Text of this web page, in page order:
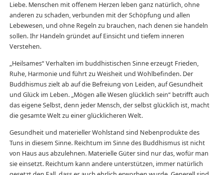
Liebe. Menschen mit offenem Herzen leben ganz natürlich, ohne
anderen zu schaden, verbunden mit der Schöpfung und allen
Lebewesen, und ohne Regeln zu brauchen, nach denen sie handeln
sollen. Ihr Handeln gründet auf Einsicht und tiefem inneren
Verstehen.
„Heilsames“ Verhalten im buddhistischen Sinne erzeugt Frieden,
Ruhe, Harmonie und führt zu Weisheit und Wohlbefinden. Der
Buddhismus zielt ab auf die Befreiung von Leiden, auf Gesundheit
und Glück im Leben. „Mögen alle Wesen glücklich sein“ betrifft auch
das eigene Selbst, denn jeder Mensch, der selbst glücklich ist, macht
die gesamte Welt zu einer glücklicheren Welt.
Gesundheit und materieller Wohlstand sind Nebenprodukte des
Tuns in diesem Sinne. Reichtum im Sinne des Buddhismus ist nicht
von Haus aus abzulehnen. Materielle Güter sind nur das, wofür man
sie einsetzt. Reichtum kann andere unterstützen, immer natürlich